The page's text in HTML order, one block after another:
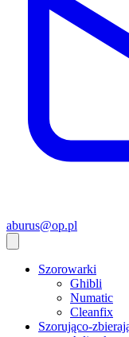
aburus@op.pl
Szorowarki
Ghibli
Numatic
Cleanfix
Szorująco-